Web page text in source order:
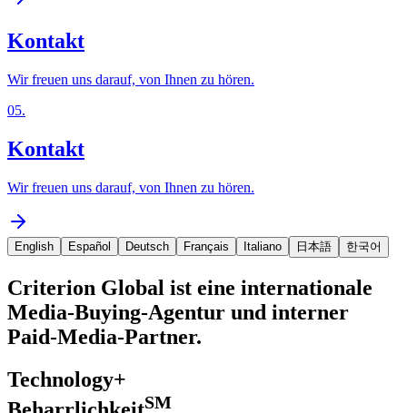
Kontakt
Wir freuen uns darauf, von Ihnen zu hören.
05.
Kontakt
Wir freuen uns darauf, von Ihnen zu hören.
English Español Deutsch Français Italiano 日本語 한국어
Criterion Global ist eine internationale
Media-Buying-Agentur und interner
Paid-Media-Partner.
Technology+
SM